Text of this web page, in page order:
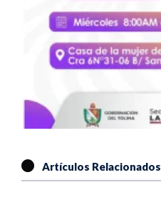
Artículos Relacionados